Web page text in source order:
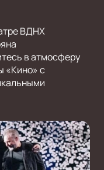
ВДНХ
в атмосферу
«Кино» с